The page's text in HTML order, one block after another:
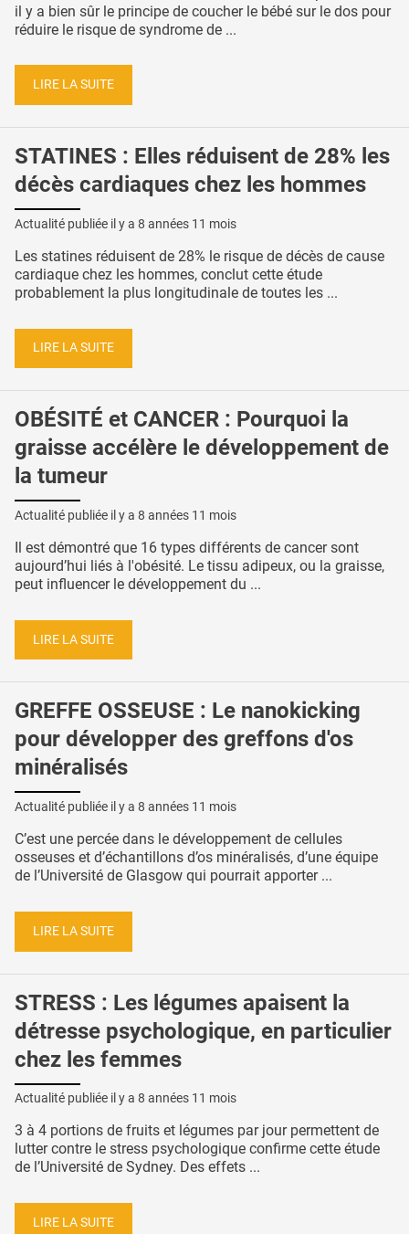
il y a bien sûr le principe de coucher le bébé sur le dos pour
réduire le risque de syndrome de ...
LIRE LA SUITE
STATINES : Elles réduisent de 28% les
décès cardiaques chez les hommes
Actualité publiée il y a 8 années 11 mois
Les statines réduisent de 28% le risque de décès de cause
cardiaque chez les hommes, conclut cette étude
probablement la plus longitudinale de toutes les ...
LIRE LA SUITE
OBÉSITÉ et CANCER : Pourquoi la
graisse accélère le développement de
la tumeur
Actualité publiée il y a 8 années 11 mois
Il est démontré que 16 types différents de cancer sont
aujourd’hui liés à l'obésité. Le tissu adipeux, ou la graisse,
peut influencer le développement du ...
LIRE LA SUITE
GREFFE OSSEUSE : Le nanokicking
pour développer des greffons d'os
minéralisés
Actualité publiée il y a 8 années 11 mois
C’est une percée dans le développement de cellules
osseuses et d’échantillons d’os minéralisés, d’une équipe
de l’Université de Glasgow qui pourrait apporter ...
LIRE LA SUITE
STRESS : Les légumes apaisent la
détresse psychologique, en particulier
chez les femmes
Actualité publiée il y a 8 années 11 mois
3 à 4 portions de fruits et légumes par jour permettent de
lutter contre le stress psychologique confirme cette étude
de l’Université de Sydney. Des effets ...
LIRE LA SUITE